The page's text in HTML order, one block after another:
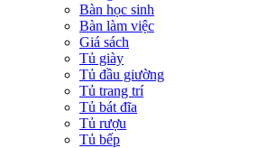
Bàn học sinh
Bàn làm việc
Giá sách
Tủ giày
Tủ đầu giường
Tủ trang trí
Tủ bát đĩa
Tủ rượu
Tủ bếp